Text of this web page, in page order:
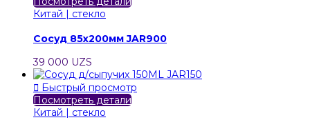
Китай | стекло
Сосуд 85х200мм JAR900
39 000 UZS
 Быстрый просмотр
Посмотреть детали
Китай | стекло